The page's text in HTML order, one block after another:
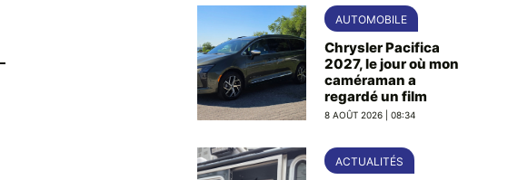
AUTOMOBILE
Chrysler Pacifica
2027, le jour où mon
caméraman a
regardé un film
8 AOÛT 2026 | 08:34
ACTUALITÉS